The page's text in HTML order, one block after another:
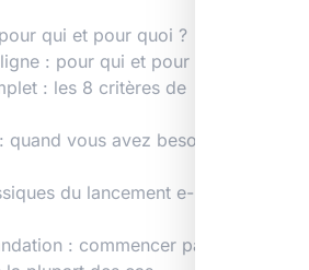
qui et pour quoi ?
: pour qui et pour quoi ?
: les 8 critères de
vous avez besoin des
du lancement e-
: commencer par un